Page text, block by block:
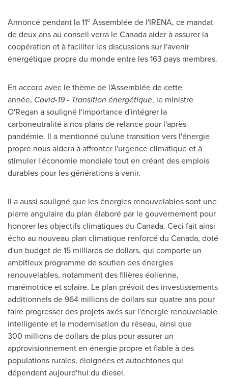
Annoncé pendant la 11e Assemblée de l'IRENA, ce mandat
de deux ans au conseil verra le Canada aider à assurer la
coopération et à faciliter les discussions sur l'avenir
énergétique propre du monde entre les 163 pays membres.
En accord avec le thème de l'Assemblée de cette
année, Covid-19 - Transition énergétique, le ministre
O'Regan a souligné l'importance d'intégrer la
carboneutralité à nos plans de relance pour l'après-
pandémie. Il a mentionné qu'une transition vers l'énergie
propre nous aidera à affronter l'urgence climatique et à
stimuler l'économie mondiale tout en créant des emplois
durables pour les générations à venir.
Il a aussi souligné que les énergies renouvelables sont une
pierre angulaire du plan élaboré par le gouvernement pour
honorer les objectifs climatiques du Canada. Ceci fait ainsi
écho au nouveau plan climatique renforcé du Canada, doté
d'un budget de 15 milliards de dollars, qui comporte un
ambitieux programme de soutien des énergies
renouvelables, notamment des filières éolienne,
marémotrice et solaire. Le plan prévoit des investissements
additionnels de 964 millions de dollars sur quatre ans pour
faire progresser des projets axés sur l'énergie renouvelable
intelligente et la modernisation du réseau, ainsi que
300 millions de dollars de plus pour assurer un
approvisionnement en énergie propre et fiable à des
populations rurales, éloignées et autochtones qui
dépendent aujourd'hui du diesel.